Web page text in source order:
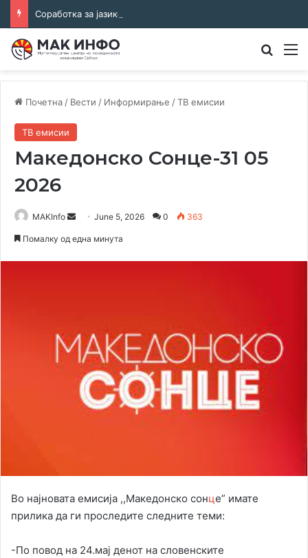
Почетна / Вести / Информирање /ТВ емисии
ТВ емисии
Македонско Сонце-31 05
2026
MAKInfo
Send June 5, 2026 0 363
Помалку од една минута
Во најновата емисија ,,Македонско сонце” имате
прилика да ги проследите следните теми:
-По повод на 24.мај денот на словенските